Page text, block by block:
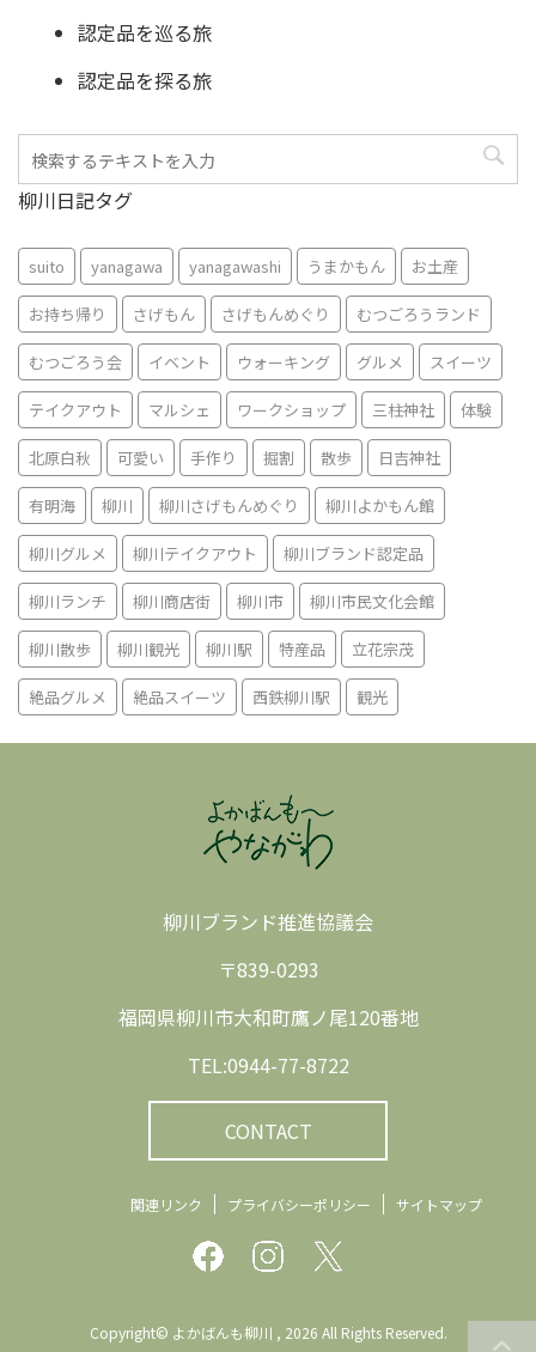
認定品を巡る旅
認定品を探る旅
柳川日記タグ
suito yanagawa yanagawashi うまかもん お土産
お持ち帰り さげもん さげもんめぐり むつごろうランド
むつごろう会 イベント ウォーキング グルメ スイーツ
テイクアウト マルシェ ワークショップ 三柱神社 体験
北原白秋 可愛い 手作り 掘割 散歩 日吉神社
有明海 柳川 柳川さげもんめぐり 柳川よかもん館
柳川グルメ 柳川テイクアウト 柳川ブランド認定品
柳川ランチ 柳川商店街 柳川市 柳川市民文化会館
柳川散歩 柳川観光 柳川駅 特産品 立花宗茂
絶品グルメ 絶品スイーツ 西鉄柳川駅 観光
柳川ブランド推進協議会
〒839-0293
福岡県柳川市大和町鷹ノ尾120番地
TEL:0944-77-8722
CONTACT
関連リンク プライバシーポリシー サイトマップ
Copyright© よかばんも柳川 , 2026 All Rights Reserved.